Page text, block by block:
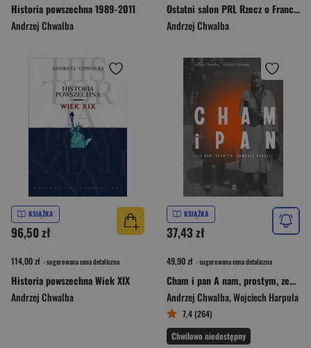
Historia powszechna 1989-2011
Andrzej Chwalba
Ostatni salon PRL Rzecz o Franciszku Xawerym hrabim Pusłowskim.
Andrzej Chwalba
KSIĄŻKA
96,50 zł
114,00 zł - sugerowana cena detaliczna
Historia powszechna Wiek XIX
Andrzej Chwalba
KSIĄŻKA
37,43 zł
49,90 zł - sugerowana cena detaliczna
Cham i pan A nam, prostym, zewsząd nędza?
Andrzej Chwalba,Wojciech Harpula
7,4 (264)
Chwilowo niedostępny